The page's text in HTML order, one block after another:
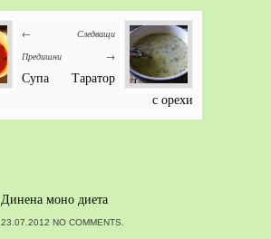
←
Предишни
Супа
Следващи
→
Таратор
с орехи
Динена моно диета
23.07.2012 NO COMMENTS.